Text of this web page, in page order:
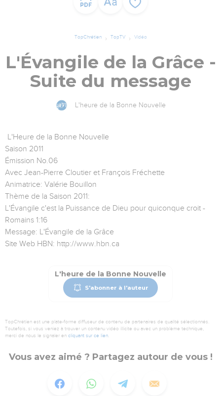
TopChrétien TopTV Vidéo
L'Évangile de la Grâce -
Suite du message
L'heure de la Bonne Nouvelle
L'Heure de la Bonne Nouvelle
Saison 2011
Émission No.06
Avec Jean-Pierre Cloutier et François Fréchette
Animatrice: Valérie Bouillon
Thème de la Saison 2011:
L'Évangile c'est la Puissance de Dieu pour quiconque croit -
Romains 1:16
Message: L'Évangile de la Grâce
Site Web HBN: http://www.hbn.ca
L'heure de la Bonne Nouvelle
S'abonner à l'auteur
TopChrétien est une plate-forme diffuseur de contenu de partenaires de qualité sélectionnés.
Toutefois, si vous veniez à trouver un contenu vidéo illicite ou avec un problème technique,
merci de nous le signaler en cliquant sur ce lien.
Vous avez aimé ? Partagez autour de vous !